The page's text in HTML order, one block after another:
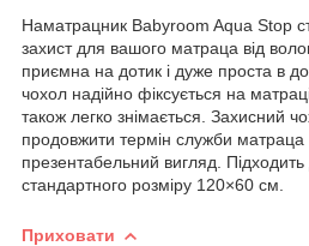
Наматрацник Babyroom Aqua Stop
захист для вашого матраца від
приємна на дотик і дуже проста в
чохол надійно фіксується на
також легко знімається. Захисний
продовжити термін служби матраца
презентабельний вигляд.
стандартного розміру 120×60 см.
Приховати